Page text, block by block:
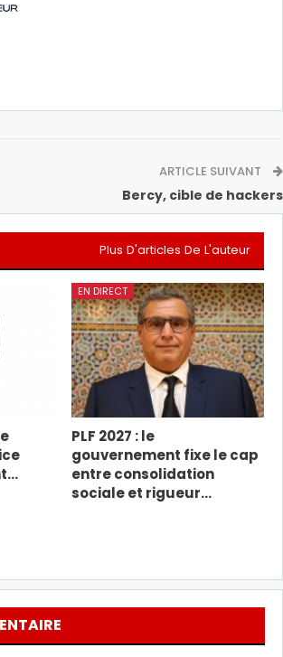
ARTICLE SUIVANT
Bercy, cible de hackers
Plus D'articles De L'auteur
EN DIRECT
PLF 2027 : le
gouvernement fixe le cap
entre consolidation
sociale et rigueur…